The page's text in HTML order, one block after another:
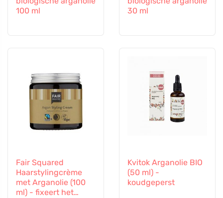
100 ml
30 ml
Fair Squared
Haarstylingcrème
met Arganolie (100
ml) - fixeert het
Kvitok Arganolie BIO
(50 ml) -
koudgeperst